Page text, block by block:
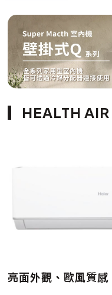
HEALTH AIR
亮面外觀、歐風質感